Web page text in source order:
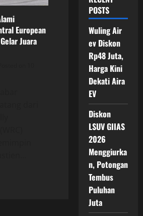
European
Juara
POSTS
Wuling Air
ev Diskon
Rp48 Juta,
Harga Kini
Dekati Aira
EV
Diskon
LSUV GIIAS
2026
Menggiurka
n, Potongan
Tembus
Puluhan
Juta